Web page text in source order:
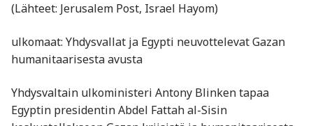
(Lähteet: Jerusalem Post, Israel Hayom)
ulkomaat: Yhdysvallat ja Egypti neuvottelevat Gazan
humanitaarisesta avusta
Yhdysvaltain ulkoministeri Antony Blinken tapaa
Egyptin presidentin Abdel Fattah al-Sisin